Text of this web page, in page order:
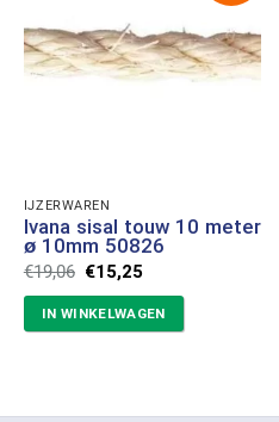
IJZERWAREN
Ivana sisal touw 10 meter
ø 10mm 50826
€19,06 Oorspronkelijke
prijs
was:
€19,06.
€15,25Huidige
is:
€15,25.
IN WINKELWAGEN